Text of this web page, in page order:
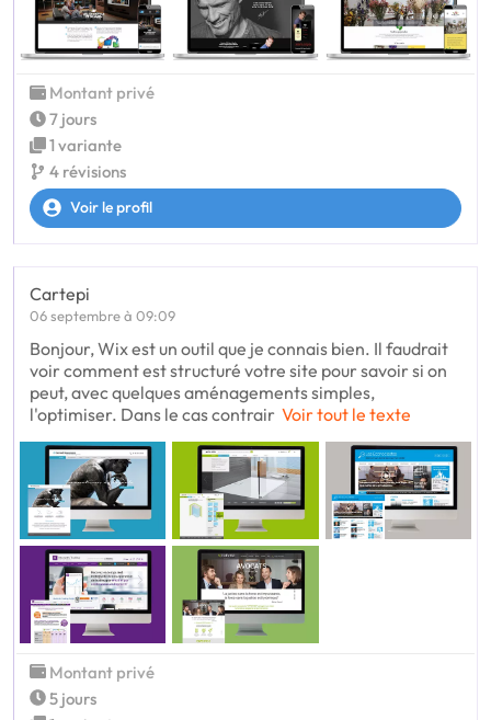
Montant privé
7 jours
1 variante
4 révisions
Voir le profil
Cartepi
06 septembre à 09:09
Bonjour, Wix est un outil que je connais bien. Il faudrait
voir comment est structuré votre site pour savoir si on
peut, avec quelques aménagements simples,
l'optimiser. Dans le cas contrair Voir tout le texte
Montant privé
5 jours